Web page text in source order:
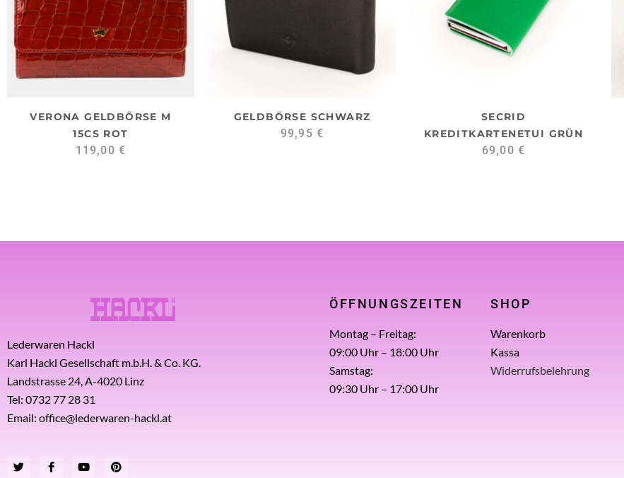
VERONA GELDBÖRSE M
15CS ROT
119,00€
GELDBÖRSE SCHWARZ
99,95 €
SECRID
KREDITKARTENETUI GRÜN
69,00 €
Lederwaren Hackl
Karl Hackl Gesellschaft m.b.H. & Co. KG.
Landstrasse 24, A-4020 Linz
Tel: 0732 77 28 31
Email: office@lederwaren-hackl.at
ÖFFNUNGSZEITEN
Montag – Freitag:
09:00 Uhr – 18:00 Uhr
Samstag:
09:30 Uhr – 17:00 Uhr
SHOP
Warenkorb
Kassa
Widerrufsbelehrung